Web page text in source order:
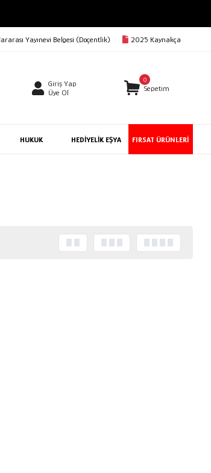
Yayınevi Belgesi (Doçentlik) 2025 Kaynakça
Giriş Yap
Üye Ol
0
Sepetim
HUKUK HEDİYELİK EŞYA FIRSAT ÜRÜNLERİ